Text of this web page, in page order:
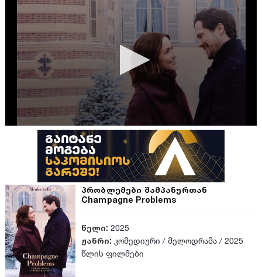
პრობლემები შამპანურთან
Champagne Problems
წელი: 2025
ჟანრი: კომედიური / მელოდრამა / 2025
წლის ფილმები